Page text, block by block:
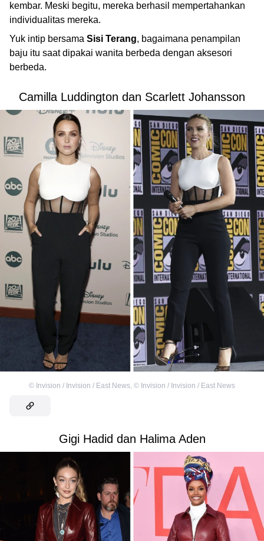
kembar. Meski begitu, mereka berhasil mempertahankan
individualitas mereka.
Yuk intip bersama Sisi Terang, bagaimana penampilan
baju itu saat dipakai wanita berbeda dengan aksesori
berbeda.
Camilla Luddington dan Scarlett Johansson
© Invision / Invision / East News, © Invision / Invision / East News
Gigi Hadid dan Halima Aden